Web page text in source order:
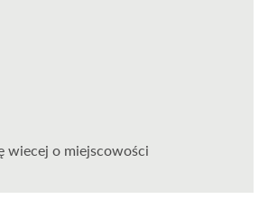
wiecej o miejscowości